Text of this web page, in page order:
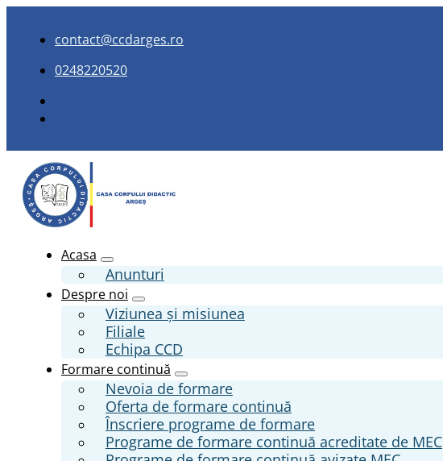
contact@ccdarges.ro
0248220520
Acasa
Anunturi
Despre noi
Viziunea și misiunea
Filiale
Echipa CCD
Formare continuă
Nevoia de formare
Oferta de formare continuă
Înscriere programe de formare
Programe de formare continuă acreditate de MEC